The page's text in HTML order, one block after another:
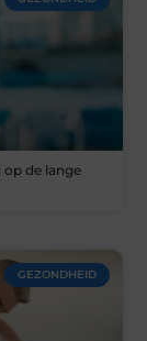
de lange
GEZONDHEID